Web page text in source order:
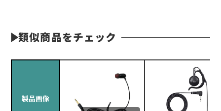
類似商品をチェック
製品画像